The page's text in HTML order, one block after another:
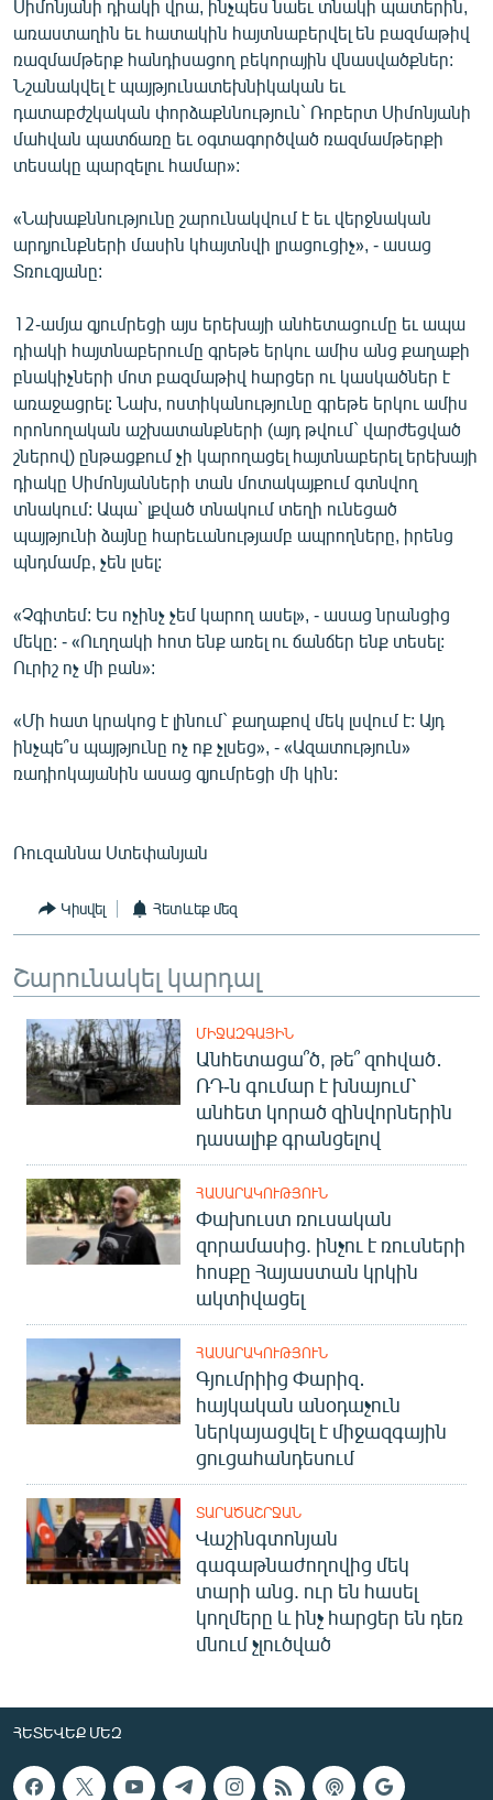
«Ազատության» բոլոր կայքերը
Սիմոնյանի դիակի վրա, ինչպես նաեւ տնակի պատերին,
առաստաղին եւ հատակին հայտնաբերվել են բազմաթիվ
ռազմամթերք հանդիսացող բեկորային վնասվածքներ:
Նշանակվել է պայթյունատեխնիկական եւ
դատաբժշկական փորձաքննություն` Ռոբերտ Սիմոնյանի
մահվան պատճառը եւ օգտագործված ռազմամթերքի
տեսակը պարզելու համար»:
«Նախաքննությունը շարունակվում է եւ վերջնական
արդյունքների մասին կհայտնվի լրացուցիչ», - ասաց
Տռուզյանը:
12-ամյա գյումրեցի այս երեխայի անհետացումը եւ ապա
դիակի հայտնաբերումը գրեթե երկու ամիս անց քաղաքի
բնակիչների մոտ բազմաթիվ հարցեր ու կասկածներ է
առաջացրել: Նախ, ոստիկանությունը գրեթե երկու ամիս
որոնողական աշխատանքների (այդ թվում` վարժեցված
շներով) ընթացքում չի կարողացել հայտնաբերել երեխայի
դիակը Սիմոնյանների տան մոտակայքում գտնվող
տնակում: Ապա` լքված տնակում տեղի ունեցած
պայթյունի ձայնը հարեւանությամբ ապրողները, իրենց
պնդմամբ, չեն լսել:
«Չգիտեմ: Ես ոչինչ չեմ կարող ասել», - ասաց նրանցից
մեկը: - «Ուղղակի հոտ ենք առել ու ճանճեր ենք տեսել:
Ուրիշ ոչ մի բան»:
«Մի հատ կրակոց է լինում` քաղաքով մեկ լսվում է: Այդ
ինչպե՞ս պայթյունը ոչ ոք չլսեց», - «Ազատություն»
ռադիոկայանին ասաց գյումրեցի մի կին:
Ռուզաննա Ստեփանյան
Կիսվել Հետևեք մեզ
Շարունակել կարդալ
ՄԻՋԱԶԳԱՅԻՆ
Անհետացա՞ծ, թե՞ զոհված․
ՌԴ-ն գումար է խնայում՝
անհետ կորած զինվորներին
դասալիք գրանցելով
ՀԱՍԱՐԱԿՈՒԹՅՈՒՆ
Փախուստ ռուսական
զորամասից. ինչու է ռուսների
հոսքը Հայաստան կրկին
ակտիվացել
ՀԱՍԱՐԱԿՈՒԹՅՈՒՆ
Գյումրիից Փարիզ․
հայկական անօդաչուն
ներկայացվել է միջազգային
ցուցահանդեսում
ՏԱՐԱԾԱՇՐՋԱՆ
Վաշինգտոնյան
գագաթնաժողովից մեկ
տարի անց. ուր են հասել
կողմերը և ինչ հարցեր են դեռ
մնում չլուծված
ՀԵՏԵՎԵՔ ՄԵԶ